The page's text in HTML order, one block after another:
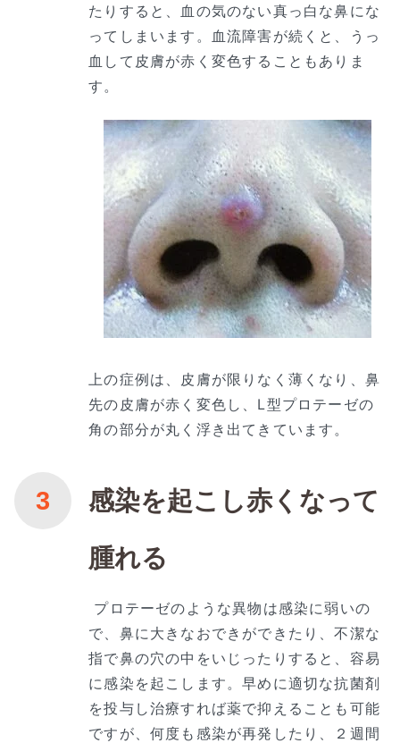
たりすると、血の気のない真っ白な鼻にな
ってしまいます。血流障害が続くと、うっ
血して皮膚が赤く変色することもありま
す。
上の症例は、皮膚が限りなく薄くなり、鼻
先の皮膚が赤く変色し、L型プロテーゼの
角の部分が丸く浮き出てきています。
感染を起こし赤くなって
腫れる
プロテーゼのような異物は感染に弱いの
で、鼻に大きなおできができたり、不潔な
指で鼻の穴の中をいじったりすると、容易
に感染を起こします。早めに適切な抗菌剤
を投与し治療すれば薬で抑えることも可能
ですが、何度も感染が再発したり、２週間